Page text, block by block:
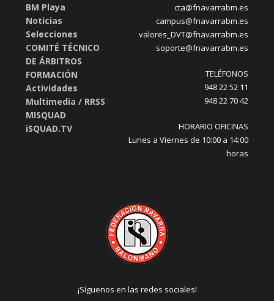
BM Playa
Noticias
Selecciones
COMITÉ TÉCNICO
DE ÁRBITROS
FORMACIÓN
Actividades
Multimedia / RRSS
MISQUAD
iSQUAD.TV
cta@fnavarrabm.es
campus@fnavarrabm.es
valores_DVT@fnavarrabm.es
soporte@fnavarrabm.es
TELÉFONOS
948 22 52 11
948 22 70 42
HORARIO OFICINAS
Lunes a Viernes de 10:00 a 14:00
horas
¡Síguenos en las redes sociales!